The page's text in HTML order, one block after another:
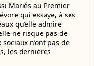
Mariés au Premier
qui essaye, à ses
qu’elle admire
ne risque pas de
n’ont pas de
les dernières